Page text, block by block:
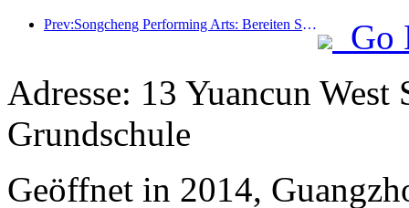
Prev:Songcheng Performing Arts: Bereiten Sie sich auf Markt- und Veranstaltungsinhalte während der touristischen Hochsaison im Sommer vor
Go
Adresse: 13 Yuancun West
Grundschule
Geöffnet in 2014,